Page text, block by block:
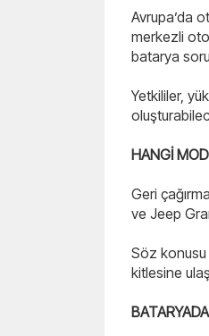
Avrupa’da
merkezli
batarya
Yetkililer,
HANGİ
Geri
ve Jeep
Söz konusu
kitlesine